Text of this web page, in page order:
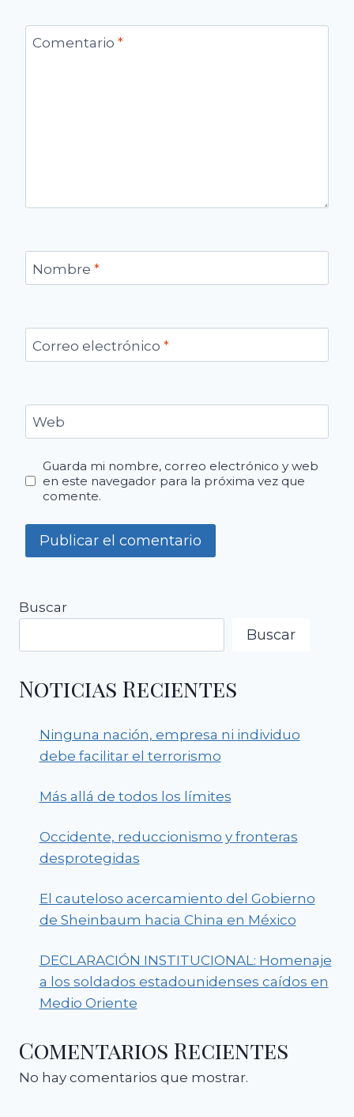
Comentario *
Nombre *
Correo electrónico *
Web
Guarda mi nombre, correo electrónico y web
en este navegador para la próxima vez que
comente.
Buscar
Buscar
Noticias Recientes
Ninguna nación, empresa ni individuo
debe facilitar el terrorismo
Más allá de todos los límites
Occidente, reduccionismo y fronteras
desprotegidas
El cauteloso acercamiento del Gobierno
de Sheinbaum hacia China en México
DECLARACIÓN INSTITUCIONAL: Homenaje
a los soldados estadounidenses caídos en
Medio Oriente
Comentarios Recientes
No hay comentarios que mostrar.